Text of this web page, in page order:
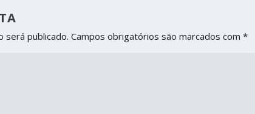
será publicado. Campos obrigatórios são marcados com*